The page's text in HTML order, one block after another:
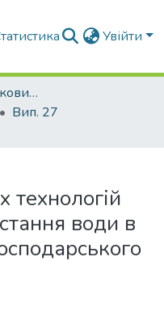
Увійти
Вибрані статті з наукових збірників КНУБА
Вип. 27
технологій
води в